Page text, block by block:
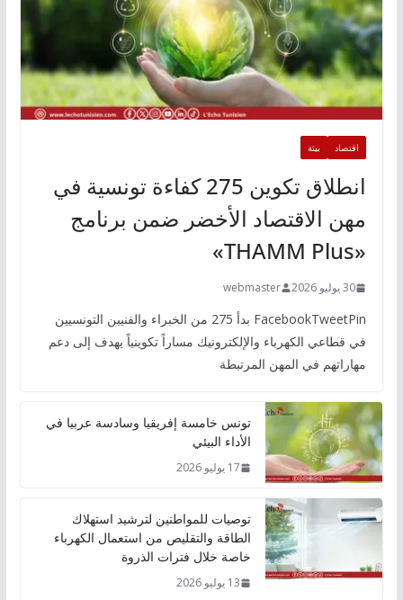
اقتصاد بيئة
انطلاق تكوين 275 كفاءة تونسية في
مهن الاقتصاد الأخضر ضمن برنامج
«THAMM Plus»
30 يوليو 2026 webmaster
FacebookTweetPin بدأ 275 من الخبراء والفنيين التونسيين
في قطاعي الكهرباء والإلكترونيك مساراً تكوينياً يهدف إلى دعم
مهاراتهم في المهن المرتبطة
تونس خامسة إفريقيا وسادسة عربيا في
الأداء البيئي
17 يوليو 2026
توصيات للمواطنين لترشيد استهلاك
الطاقة والتقليص من استعمال الكهرباء
خاصة خلال فترات الذروة
13 يوليو 2026